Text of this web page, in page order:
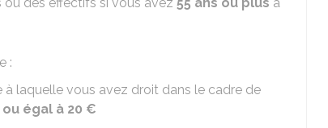
:
laquelle vous avez droit dans le cadre de
égal à 20 €